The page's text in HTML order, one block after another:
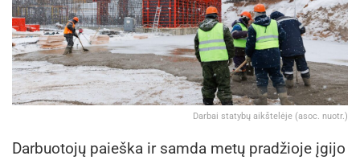
Darbai statybų aikštelėje (asoc. nuotr.)
Darbuotojų paieška ir samda metų pradžioje įgijo